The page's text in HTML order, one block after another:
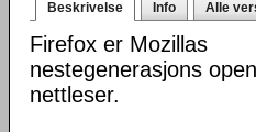
Beskrivelse Info Alle
Firefox er Mozillas
nestegenerasjons
nettleser.